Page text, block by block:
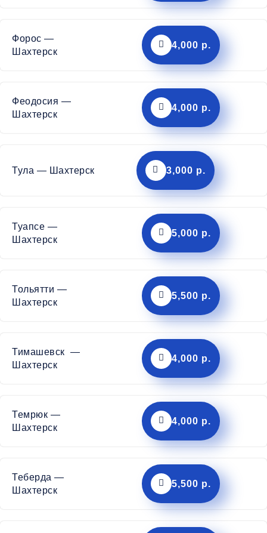
Форос —
Шахтерск
4,000 р.
Феодосия —
Шахтерск
4,000 р.
Тула — Шахтерск 3,000 р.
Туапсе —
Шахтерск
5,000 р.
Тольятти —
Шахтерск
5,500 р.
Тимашевск —
Шахтерск
4,000 р.
Темрюк —
Шахтерск
4,000 р.
Теберда —
Шахтерск
5,500 р.